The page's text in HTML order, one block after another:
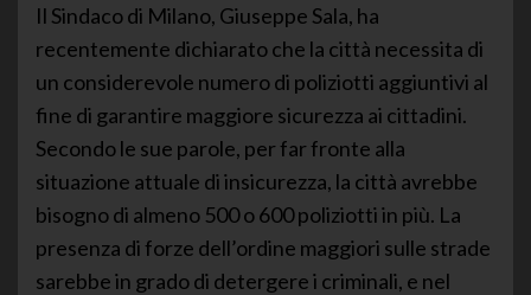
Il Sindaco di Milano, Giuseppe Sala, ha
recentemente dichiarato che la città necessita di
un considerevole numero di poliziotti aggiuntivi al
fine di garantire maggiore sicurezza ai cittadini.
Secondo le sue parole, per far fronte alla
situazione attuale di insicurezza, la città avrebbe
bisogno di almeno 500 o 600 poliziotti in più. La
presenza di forze dell’ordine maggiori sulle strade
sarebbe in grado di detergere i criminali, e nel